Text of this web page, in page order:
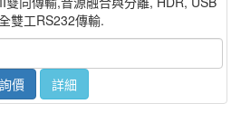
雙工RS232傳輸.
詢價
詳細